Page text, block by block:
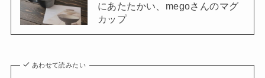
にあたたかい、megoさんのマグ
カップ
あわせて読みたい